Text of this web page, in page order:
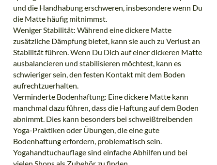
und die Handhabung erschweren, insbesondere wenn Du
die Matte häufig mitnimmst.
Weniger Stabilität: Während eine dickere Matte
zusätzliche Dämpfung bietet, kann sie auch zu Verlust an
Stabilität führen. Wenn Du Dich auf einer dickeren Matte
ausbalancieren und stabilisieren möchtest, kann es
schwieriger sein, den festen Kontakt mit dem Boden
aufrechtzuerhalten.
Verminderte Bodenhaftung: Eine dickere Matte kann
manchmal dazu führen, dass die Haftung auf dem Boden
abnimmt. Dies kann besonders bei schweißtreibenden
Yoga-Praktiken oder Übungen, die eine gute
Bodenhaftung erfordern, problematisch sein.
Yogahandtuchauflage sind einfache Abhilfen und bei